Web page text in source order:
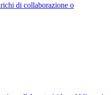
di collaborazione o